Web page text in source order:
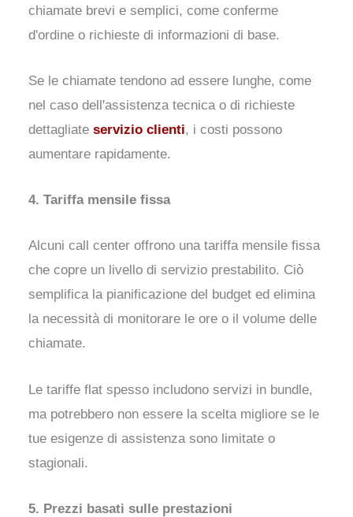
chiamate brevi e semplici, come conferme
d'ordine o richieste di informazioni di base.
Se le chiamate tendono ad essere lunghe, come
nel caso dell'assistenza tecnica o di richieste
dettagliateservizio clienti, i costi possono
aumentare rapidamente.
4. Tariffa mensile fissa
Alcuni call center offrono una tariffa mensile fissa
che copre un livello di servizio prestabilito. Ciò
semplifica la pianificazione del budget ed elimina
la necessità di monitorare le ore o il volume delle
chiamate.
Le tariffe flat spesso includono servizi in bundle,
ma potrebbero non essere la scelta migliore se le
tue esigenze di assistenza sono limitate o
stagionali.
5. Prezzi basati sulle prestazioni